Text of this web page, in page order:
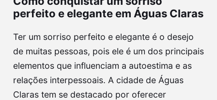
perfeito e elegante em Águas Claras
Ter um sorriso perfeito e elegante é o desejo
de muitas pessoas, pois ele é um dos principais
elementos que influenciam a autoestima e as
relações interpessoais. A cidade de Águas
Claras tem se destacado por oferecer